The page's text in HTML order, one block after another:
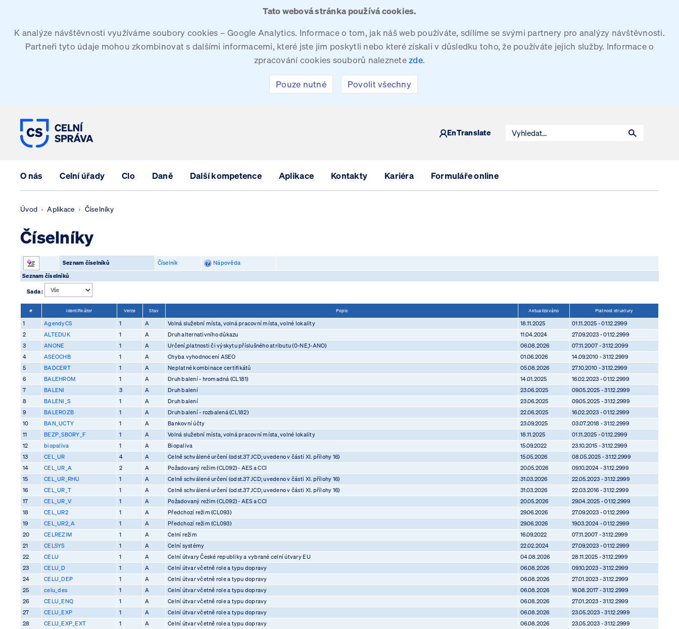
Tato webová stránka používá cookies.
K analýze návštěvnosti využíváme soubory cookies – Google Analytics. Informace o tom, jak náš web používáte, sdílíme se svými partnery pro analýzy návštěvnosti.
Partneři tyto údaje mohou zkombinovat s dalšími informacemi, které jste jim poskytli nebo které získali v důsledku toho, že používáte jejich služby. Informace o
zpracování cookies souborů naleznetezde.
Pouze nutné Povolit všechny
EnTranslate
O nás Celní úřady Clo Daně Další kompetence Aplikace Kontakty Kariéra Formuláře online
Úvod Aplikace Číselníky
Číselníky
Seznam číselníků Číselník
Nápověda
Seznam číselníků
Sada :
# Identifikátor Verze Stav Popis Aktualizováno Platnost struktury
1 AgendyCS 1 A Volná služební místa, volná pracovní místa, volné lokality 18.11.2025
01.11.2025 - 01.12.2999
2
ALTEDUK 1 A Druh alternativního důkazu 11.04.2024
27.09.2023 - 01.12.2999
3
ANONE 1 A Určení,platnosti či výskytu příslušného atributu (0-NE,1-ANO) 06.08.2026
07.11.2007 - 31.12.2099
4
ASEOCHB 1 A Chyba vyhodnocení ASEO 01.06.2026
14.09.2010 - 31.12.2999
5
BADCERT 1 A Neplatné kombinace certifikátů 05.08.2026
27.10.2010 - 31.12.2999
6
BALEHROM 1 A Druh balení - hromadná (CL181) 14.01.2025
16.02.2023 - 01.12.2999
7
BALENI 3 A Druh balení 23.06.2025
09.05.2025 - 31.12.2999
8
BALENI_S 1 A Druh balení 23.06.2025
09.05.2025 - 31.12.2999
9
BALEROZB 1 A Druh balení - rozbalená (CL182) 22.06.2025
16.02.2023 - 01.12.2999
10
BAN_UCTY 1 A Bankovní účty 23.09.2025
03.07.2018 - 31.12.2999
11
BEZP_SBORY_F 1 A Volná služební místa, volná pracovní místa, volné lokality 18.11.2025
01.11.2025 - 01.12.2999
12
biopaliva 1 A Biopaliva 15.09.2022
23.10.2015 - 31.12.2999
13
CEL_UR 4 A Celně schválené určení (odst.37 JCD; uvedeno v části XI. přílohy 16) 15.05.2026
08.05.2025 - 31.12.2999
14
CEL_UR_A 2 A Požadovaný režim (CL092) - AES a CCI 20.05.2026
09.10.2024 - 31.12.2999
15
CEL_UR_RHU 1 A Celně schválené určení (odst.37 JCD; uvedeno v části XI. přílohy 16) 31.03.2026
22.05.2023 - 31.12.2999
16
CEL_UR_T 1 A Celně schválené určení (odst.37 JCD; uvedeno v části XI. přílohy 16) 31.03.2026
22.03.2016 - 31.12.2999
17
CEL_UR_V 1 A Požadovaný režim (CL092) - AES a CCI 20.05.2026
29.04.2025 - 01.12.2999
18
CEL_UR2 1 A Předchozí režim (CL093) 29.06.2026
27.09.2023 - 01.12.2999
19
CEL_UR2_A 1 A Předchozí režim (CL093) 29.06.2026
19.03.2024 - 01.12.2999
20
CELREZIM 1 A Celní režim 16.09.2022
07.11.2007 - 31.12.2999
21
CELSYS 1 A Celní systémy 22.02.2024
27.09.2023 - 01.12.2999
22
CELU 1 A Celní útvary České republiky a vybrané celní útvary EU 04.08.2026
28.11.2025 - 31.12.2999
23
CELU_D 1 A Celní útvar včetně role a typu dopravy 06.08.2026
09.10.2023 - 31.12.2999
24
CELU_DEP 1 A Celní útvar včetně role a typu dopravy 06.08.2026
27.01.2023 - 31.12.2999
25
celu_des 1 A Celní útvar včetně role a typu dopravy 06.08.2026
16.08.2017 - 31.12.2999
26
CELU_ENQ 1 A Celní útvar včetně role a typu dopravy 06.08.2026
27.01.2023 - 31.12.2999
27
CELU_EXP 1 A Celní útvar včetně role a typu dopravy 06.08.2026
23.05.2023 - 31.12.2999
28
CELU_EXP_EXT 1 A Celní útvar včetně role a typu dopravy 06.08.2026
23.05.2023 - 31.12.2999